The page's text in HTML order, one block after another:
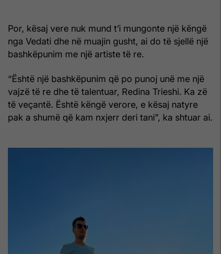
Por, kësaj vere nuk mund t’i mungonte një këngë
nga Vedati dhe në muajin gusht, ai do të sjellë një
bashkëpunim me një artiste të re.
“Është një bashkëpunim që po punoj unë me një
vajzë të re dhe të talentuar, Redina Trieshi. Ka zë
të veçantë. Është këngë verore, e kësaj natyre
pak a shumë që kam nxjerr deri tani”, ka shtuar ai.